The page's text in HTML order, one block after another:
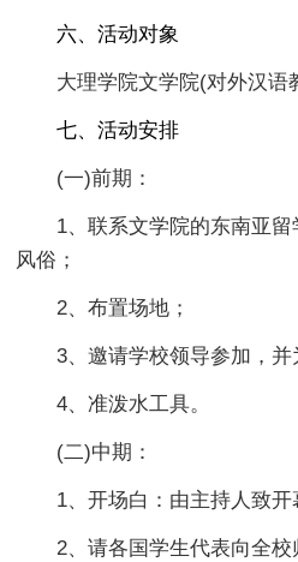
六、活动对象
大理学院文学院(对外汉语
七、活动安排
(一)前期：
1、联系文学院的东南亚留
风俗；
2、布置场地；
3、邀请学校领导参加，并
4、准泼水工具。
(二)中期：
1、开场白：由主持人致开
2、请各国学生代表向全校